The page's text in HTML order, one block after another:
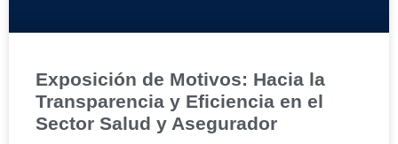
Exposición de Motivos: Hacia la
Transparencia y Eficiencia en el
Sector Salud y Asegurador